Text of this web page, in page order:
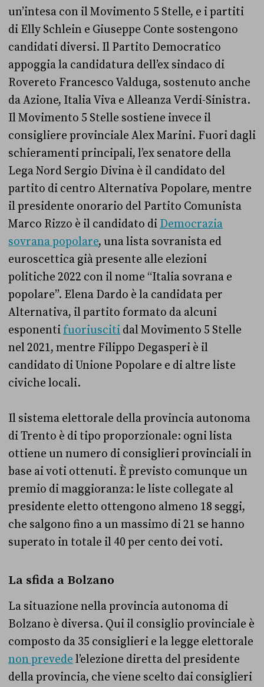
un’intesa con il Movimento 5 Stelle, e i partiti
di Elly Schlein e Giuseppe Conte sostengono
candidati diversi. Il Partito Democratico
appoggia la candidatura dell’ex sindaco di
Rovereto Francesco Valduga, sostenuto anche
da Azione, Italia Viva e Alleanza Verdi-Sinistra.
Il Movimento 5 Stelle sostiene invece il
consigliere provinciale Alex Marini. Fuori dagli
schieramenti principali, l’ex senatore della
Lega Nord Sergio Divina è il candidato del
partito di centro Alternativa Popolare, mentre
il presidente onorario del Partito Comunista
Marco Rizzo è il candidato di Democrazia
sovrana popolare, una lista sovranista ed
euroscettica già presente alle elezioni
politiche 2022 con il nome “Italia sovrana e
popolare”. Elena Dardo è la candidata per
Alternativa, il partito formato da alcuni
esponenti fuoriusciti dal Movimento 5 Stelle
nel 2021, mentre Filippo Degasperi è il
candidato di Unione Popolare e di altre liste
civiche locali.
Il sistema elettorale della provincia autonoma
di Trento è di tipo proporzionale: ogni lista
ottiene un numero di consiglieri provinciali in
base ai voti ottenuti. È previsto comunque un
premio di maggioranza: le liste collegate al
presidente eletto ottengono almeno 18 seggi,
che salgono fino a un massimo di 21 se hanno
superato in totale il 40 per cento dei voti.
La sfida a Bolzano
La situazione nella provincia autonoma di
Bolzano è diversa. Qui il consiglio provinciale è
composto da 35 consiglieri e la legge elettorale
non prevede l’elezione diretta del presidente
della provincia, che viene scelto dai consiglieri